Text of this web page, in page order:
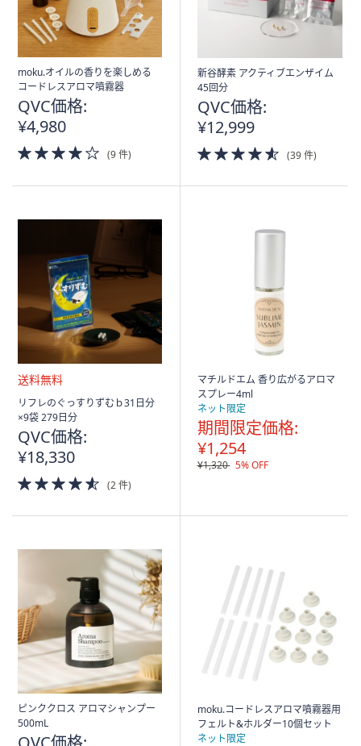
moku.オイルの香りを楽しめる
コードレスアロマ噴霧器
QVC価格:
¥4,980
4.0
of
(9 件)
新谷酵素 アクティブエンザイム
45回分
QVC価格:
¥12,999
4.5
of
(39 件)
送
料
料
リフレのぐっすりずむｂ31日分
×9袋 279日分
QVC価格:
¥18,330
4.5
of
(2 件)
マチルドエム 香り広がるアロマ
スプレー4ml
ネット限定
期間限定価格:
¥1,254
¥1,320 5% OFF
ピンククロス アロマシャンプー
500mL
moku.コードレスアロマ噴霧器用
フェルト&ホルダー10個セット
ネット限定